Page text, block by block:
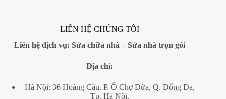
LIÊN HỆ CHÚNG TÔI
Liên hệ dịch vụ: Sửa chữa nhà– Sửa nhà trọn gói
Địa chỉ:
Hà Nội: 36 Hoàng Cầu, P. Ô Chợ Dừa, Q. Đống Đa,
Tp. Hà Nội.